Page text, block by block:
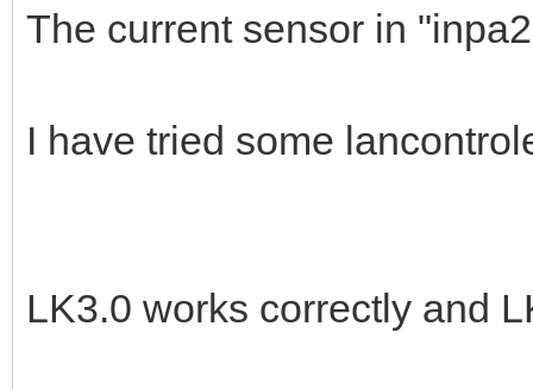
The current sensor in
I have tried some
LK3.0 works correctly and